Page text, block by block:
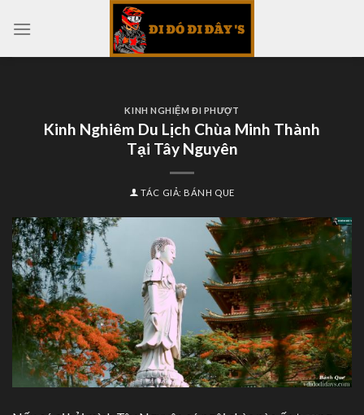
KINH NGHIỆM ĐI PHƯỢT
Kinh Nghiêm Du Lịch Chùa Minh Thành
Tại Tây Nguyên
TÁC GIẢ: BÁNH QUE